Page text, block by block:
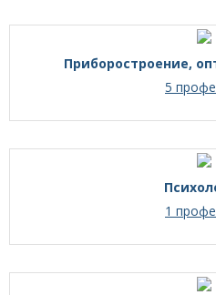
Приборостроение,
5
1